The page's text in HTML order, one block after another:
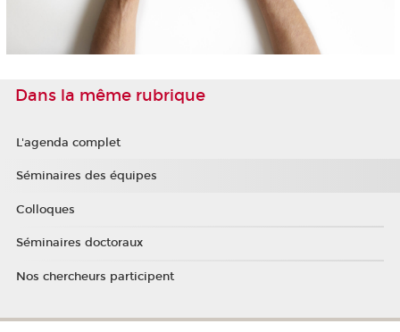
Dans la même rubrique
L'agenda complet
Séminaires des équipes
Colloques
Séminaires doctoraux
Nos chercheurs participent